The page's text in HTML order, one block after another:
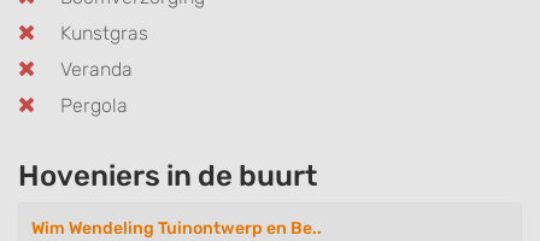
Kunstgras
Veranda
Pergola
Hoveniers in de buurt
Wim Wendeling Tuinontwerp en Be..